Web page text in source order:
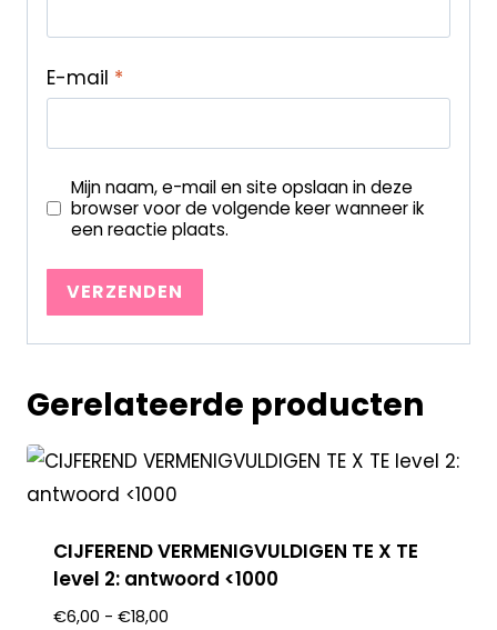
E-mail *
Mijn naam, e-mail en site opslaan in deze
browser voor de volgende keer wanneer ik
een reactie plaats.
Gerelateerde producten
CIJFEREND VERMENIGVULDIGEN TE X TE
level 2: antwoord <1000
€6,00 - €18,00